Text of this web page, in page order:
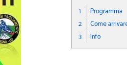
1
Programma
2
Come
3
Info